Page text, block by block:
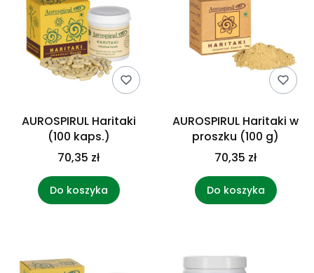
AUROSPIRUL Haritaki
(100 kaps.)
70,35 zł
Do koszyka
AUROSPIRUL Haritaki w
proszku (100 g)
70,35 zł
Do koszyka